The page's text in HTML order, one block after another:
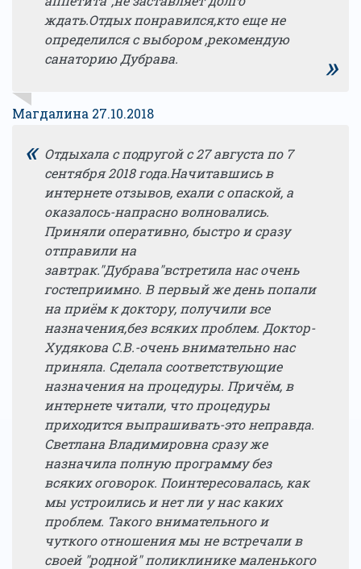
ждать.Отдых понравился,кто еще не
определился с выбором ,рекомендую
санаторию Дубрава.
»
Магдалина 27.10.2018
« Отдыхала с подругой с 27 августа по 7
сентября 2018 года.Начитавшись в
интернете отзывов, ехали с опаской, а
оказалось-напрасно волновались.
Приняли оперативно, быстро и сразу
отправили на
завтрак."Дубрава"встретила нас очень
гостеприимно. В первый же день попали
на приём к доктору, получили все
назначения,без всяких проблем. Доктор-
Худякова С.В.-очень внимательно нас
приняла. Сделала соответствующие
назначения на процедуры. Причём, в
интернете читали, что процедуры
приходится выпрашивать-это неправда.
Светлана Владимировна сразу же
назначила полную программу без
всяких оговорок. Поинтересовалась, как
мы устроились и нет ли у нас каких
проблем. Такого внимательного и
чуткого отношения мы не встречали в
своей "родной" поликлинике маленького